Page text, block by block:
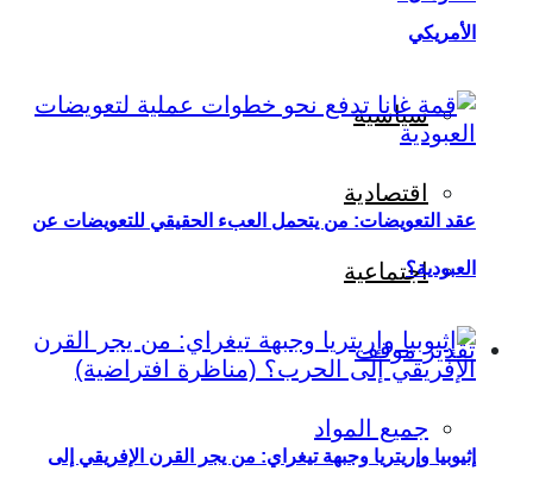
سياسية
اقتصادية
اجتماعية
تقدير موقف
جميع المواد
الأمريكي
عقد التعويضات: من يتحمل العبء الحقيقي للتعويضات عن
العبودية؟
إثيوبيا وإريتريا وجبهة تيغراي: من يجر القرن الإفريقي إلى